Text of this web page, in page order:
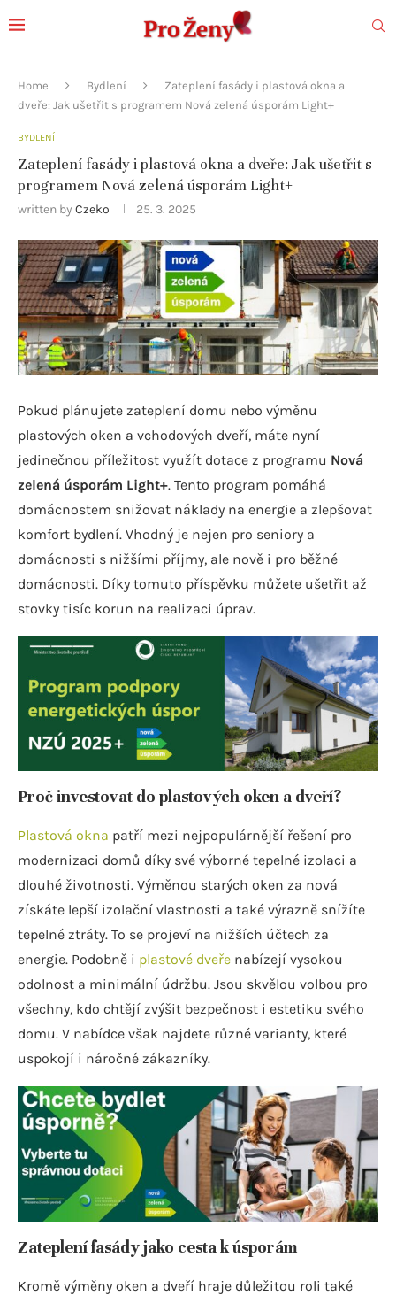
Home Bydlení
Zateplení fasády i plastová okna a
dveře: Jak ušetřit s programem Nová zelená úsporám Light+
BYDLENÍ
Zateplení fasády i plastová okna a dveře: Jak ušetřit s
programem Nová zelená úsporám Light+
written by Czeko 25. 3. 2025
Pokud plánujete zateplení domu nebo výměnu
plastových oken a vchodových dveří, máte nyní
jedinečnou příležitost využít dotace z programu Nová
zelená úsporám Light+. Tento program pomáhá
domácnostem snižovat náklady na energie a zlepšovat
komfort bydlení. Vhodný je nejen pro seniory a
domácnosti s nižšími příjmy, ale nově i pro běžné
domácnosti. Díky tomuto příspěvku můžete ušetřit až
stovky tisíc korun na realizaci úprav.
Proč investovat do plastových oken a dveří?
Plastová okna patří mezi nejpopulárnější řešení pro
modernizaci domů díky své výborné tepelné izolaci a
dlouhé životnosti. Výměnou starých oken za nová
získáte lepší izolační vlastnosti a také výrazně snížíte
tepelné ztráty. To se projeví na nižších účtech za
energie. Podobně i plastové dveře nabízejí vysokou
odolnost a minimální údržbu. Jsou skvělou volbou pro
všechny, kdo chtějí zvýšit bezpečnost i estetiku svého
domu. V nabídce však najdete různé varianty, které
uspokojí i náročné zákazníky.
Zateplení fasády jako cesta k úsporám
Kromě výměny oken a dveří hraje důležitou roli také